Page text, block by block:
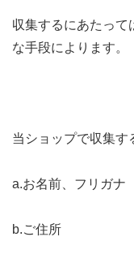
収集するにあたって
な手段によります。
当ショップで収集す
a.お名前、フリガナ
b.ご住所